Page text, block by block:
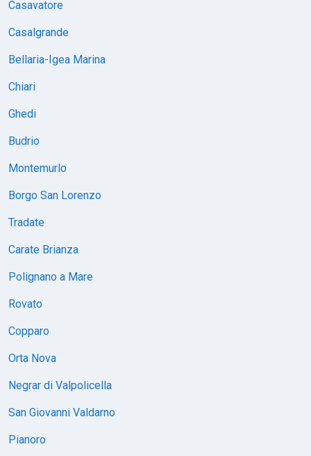
Casavatore
Casalgrande
Bellaria-Igea Marina
Chiari
Ghedi
Budrio
Montemurlo
Borgo San Lorenzo
Tradate
Carate Brianza
Polignano a Mare
Rovato
Copparo
Orta Nova
Negrar di Valpolicella
San Giovanni Valdarno
Pianoro